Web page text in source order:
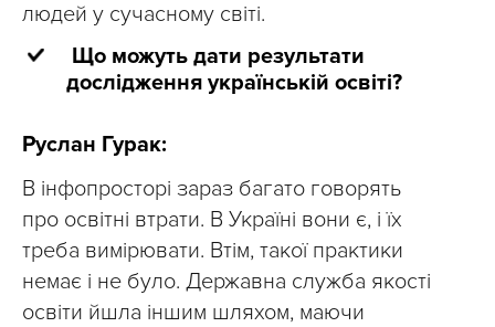
людей у сучасному світі.
Що можуть дати результати
дослідження українській освіті?
Руслан Гурак:
В інфопросторі зараз багато говорять
про освітні втрати. В Україні вони є, і їх
треба вимірювати. Втім, такої практики
немає і не було. Державна служба якості
освіти йшла іншим шляхом, маючи